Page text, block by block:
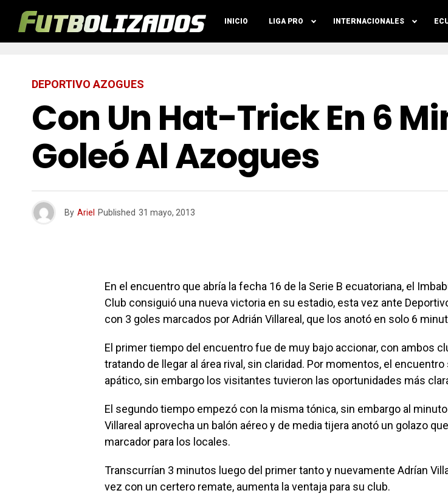
INICIO LIGA PRO INTERNACIONALES
DEPORTIVO AZOGUES
Con Un Hat-Trick En 6
Goleó Al Azogues
By Ariel Published 31 mayo, 2013
En el encuentro que abría la fecha 16 de la Serie B ecuatoriana, el
Club consiguió una nueva victoria en su estadio, esta vez ante
con 3 goles marcados por Adrián Villareal, que los anotó en solo 6
El primer tiempo del encuentro fue de muy bajo accionar, con ambos
tratando de llegar al área rival, sin claridad. Por momentos, el
apático, sin embargo los visitantes tuvieron las oportunidades más
El segundo tiempo empezó con la misma tónica, sin embargo al minuto
Villareal aprovecha un balón aéreo y de media tijera anotó un golazo
marcador para los locales.
Transcurrían 3 minutos luego del primer tanto y nuevamente Adrían
vez con un certero remate, aumenta la ventaja para su club.